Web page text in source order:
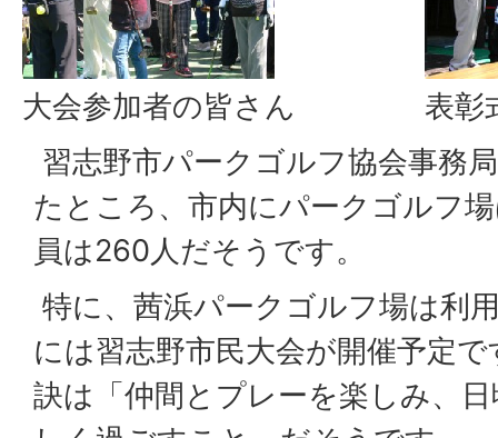
大会参加者の皆さん
表彰
習志野市パークゴルフ協会事務
たところ、市内にパークゴルフ
員は260人だそうです。
特に、茜浜パークゴルフ場は利
には習志野市民大会が開催予定
訣は「仲間とプレーを楽しみ、